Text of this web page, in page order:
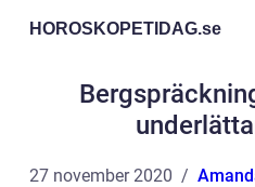
HOROSKOPETIDAG.se
27 november 2020